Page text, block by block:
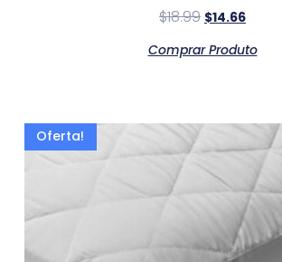
$18.99 $14.66
Comprar Produto
Oferta!